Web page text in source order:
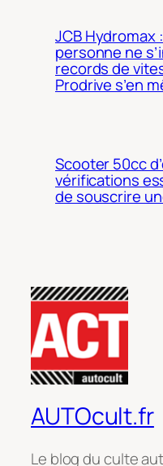
JCB Hydromax
personne ne
records de
Prodrive s’en
Scooter 50cc
vérifications
de souscrire
AUTOcult.fr
Le blog du culte